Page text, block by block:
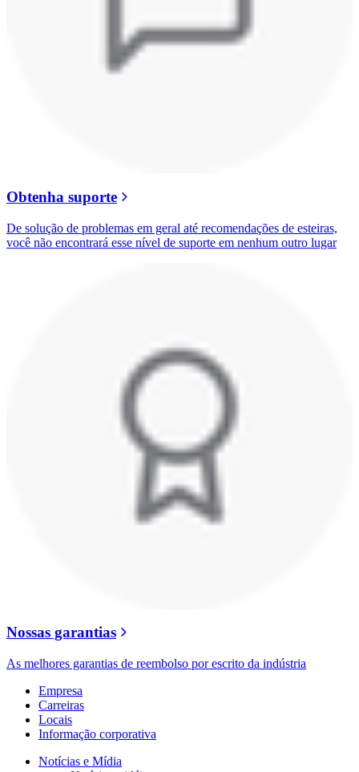
Obtenha suporte
De solução de problemas em geral até recomendações de esteiras,
você não encontrará esse nível de suporte em nenhum outro lugar
Nossas garantias
As melhores garantias de reembolso por escrito da indústria
Empresa
Carreiras
Locais
Informação corporativa
Notícias e Mídia